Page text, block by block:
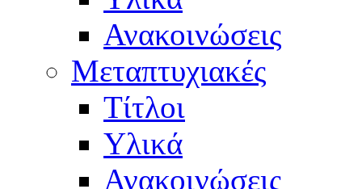
Ανακοινώσεις
Μεταπτυχιακές
Τίτλοι
Υλικά
Ανακοινώσεις